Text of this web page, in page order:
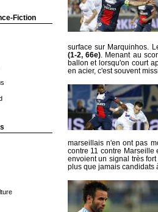
Fiction
surface sur Marquinhos.
(1-2, 66e). Menant au
ballon et lorsqu'on court
en acier, c'est souvent
marseillais n'en ont pas
contre 11 contre
envoient un signal très
plus que jamais candidats